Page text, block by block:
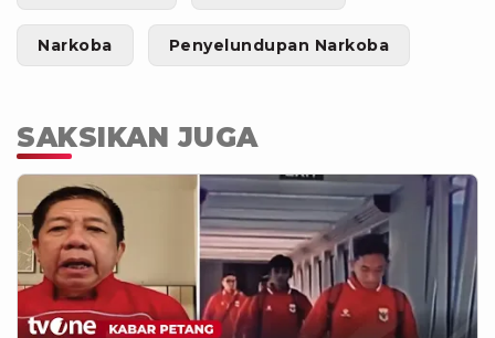
Narkoba Penyelundupan Narkoba
SAKSIKAN JUGA